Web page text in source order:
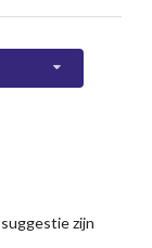
zijn